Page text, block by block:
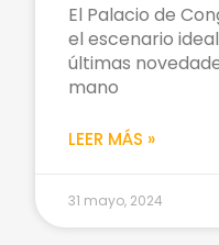
El Palacio de
el escenario
últimas
mano
LEER MÁS »
31 mayo, 2024